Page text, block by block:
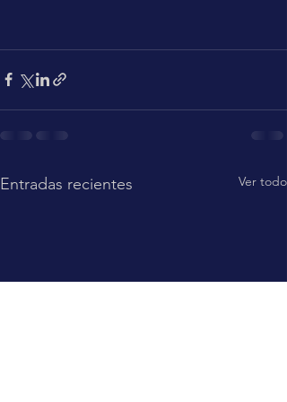
Entradas recientes Ver todo